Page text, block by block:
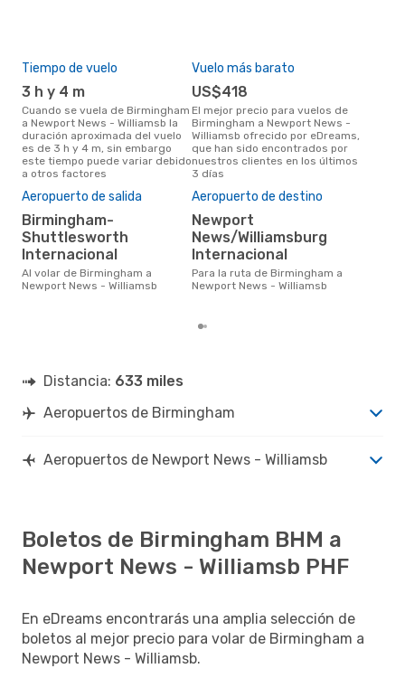
Tiempo de vuelo
3 h y 4 m
Cuando se vuela de Birmingham
a Newport News - Williamsb la
duración aproximada del vuelo
es de 3 h y 4 m, sin embargo
este tiempo puede variar debido
a otros factores
Vuelo más barato
US$418
El mejor precio para vuelos de
Birmingham a Newport News -
Williamsb ofrecido por eDreams,
que han sido encontrados por
nuestros clientes en los últimos
3 días
Aeropuerto de salida
Birmingham-
Shuttlesworth
Internacional
Al volar de Birmingham a
Newport News - Williamsb
Aeropuerto de destino
Newport
News/Williamsburg
Internacional
Para la ruta de Birmingham a
Newport News - Williamsb
Distancia: 633 miles
Aeropuertos de Birmingham
Aeropuertos de Newport News - Williamsb
Boletos de Birmingham BHM a
Newport News - Williamsb PHF
En eDreams encontrarás una amplia selección de
boletos al mejor precio para volar de Birmingham a
Newport News - Williamsb.